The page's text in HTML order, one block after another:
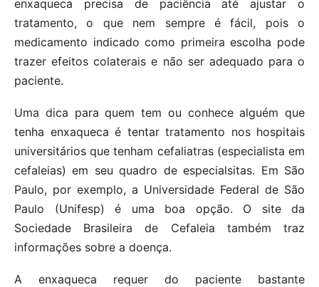
enxaqueca precisa de paciência até ajustar o
tratamento, o que nem sempre é fácil, pois o
medicamento indicado como primeira escolha pode
trazer efeitos colaterais e não ser adequado para o
paciente.
Uma dica para quem tem ou conhece alguém que
tenha enxaqueca é tentar tratamento nos hospitais
universitários que tenham cefaliatras (especialista em
cefaleias) em seu quadro de especialsitas. Em São
Paulo, por exemplo, a Universidade Federal de São
Paulo (Unifesp) é uma boa opção. O site da
Sociedade Brasileira de Cefaleia também traz
informações sobre a doença.
A enxaqueca requer do paciente bastante